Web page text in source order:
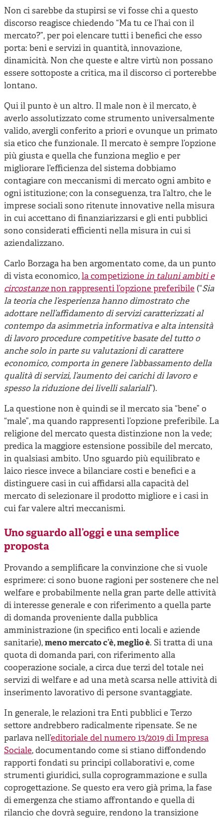
Non ci sarebbe da stupirsi se vi fosse chi a questo
discorso reagisce chiedendo “Ma tu ce l’hai con il
mercato?”, per poi elencare tutti i benefici che esso
porta: beni e servizi in quantità, innovazione,
dinamicità. Non che queste e altre virtù non possano
essere sottoposte a critica, ma il discorso ci porterebbe
lontano.
Qui il punto è un altro. Il male non è il mercato, è
averlo assolutizzato come strumento universalmente
valido, avergli conferito a priori e ovunque un primato
sia etico che funzionale. Il mercato è sempre l’opzione
più giusta e quella che funziona meglio e per
migliorare l’efficienza del sistema dobbiamo
contagiare con meccanismi di mercato ogni ambito e
ogni istituzione; con la conseguenza, tra l’altro, che le
imprese sociali sono ritenute innovative nella misura
in cui accettano di finanziarizzarsi e gli enti pubblici
sono considerati efficienti nella misura in cui si
aziendalizzano.
Carlo Borzaga ha ben argomentato come, da un punto
di vista economico,la competizione in taluni ambiti e
circostanzenon rappresenti l’opzione preferibile (“Sia
la teoria che l’esperienza hanno dimostrato che
adottare nell’affidamento di servizi caratterizzati al
contempo da asimmetria informativa e alta intensità
di lavoro procedure competitive basate del tutto o
anche solo in parte su valutazioni di carattere
economico, comporta in genere l’abbassamento della
qualità di servizi, l’aumento dei carichi di lavoro e
spesso la riduzione dei livelli salariali”).
La questione non è quindi se il mercato sia “bene” o
“male”, ma quando rappresenti l’opzione preferibile. La
religione del mercato questa distinzione non la vede;
predica la maggiore estensione possibile del mercato,
in qualsiasi ambito. Uno sguardo più equilibrato e
laico riesce invece a bilanciare costi e benefici e a
distinguere casi in cui affidarsi alla capacità del
mercato di selezionare il prodotto migliore e i casi in
cui far valere altri meccanismi.
Uno sguardo all’oggi e una semplice
proposta
Provando a semplificare la convinzione che si vuole
esprimere: ci sono buone ragioni per sostenere che nel
welfare e probabilmente nella gran parte delle attività
di interesse generale e con riferimento a quella parte
di domanda proveniente dalla pubblica
amministrazione (in specifico enti locali e aziende
sanitarie),meno mercato c’è, meglio è. Si tratta di una
quota di domanda pari, con riferimento alla
cooperazione sociale, a circa due terzi del totale nei
servizi di welfare e ad una metà scarsa nelle attività di
inserimento lavorativo di persone svantaggiate.
In generale, le relazioni tra Enti pubblici e Terzo
settore andrebbero radicalmente ripensate. Se ne
parlava nell’editoriale del numero 13/2019 di Impresa
Sociale, documentando come si stiano diffondendo
rapporti fondati su principi collaborativi e, come
strumenti giuridici, sulla coprogrammazione e sulla
coprogettazione. Se questo era vero già prima, la fase
di emergenza che stiamo affrontando e quella di
rilancio che dovrà seguire, rendono la transizione